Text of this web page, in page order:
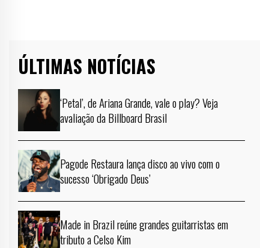
ÚLTIMAS NOTÍCIAS
‘Petal’, de Ariana Grande, vale o play? Veja
avaliação da Billboard Brasil
Pagode Restaura lança disco ao vivo com o
sucesso ‘Obrigado Deus’
Made in Brazil reúne grandes guitarristas em
tributo a Celso Kim